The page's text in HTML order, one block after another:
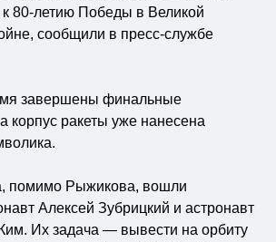
к 80-летию Победы в Великой
сообщили в пресс-службе
завершены финальные
корпус ракеты уже нанесена
помимо Рыжикова, вошли
Алексей Зубрицкий и астронавт
Их задача — вывести на орбиту